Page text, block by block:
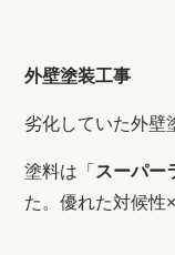
外壁塗装工事
劣化していた外壁
塗料は「 スーパー
た。優れた対候性